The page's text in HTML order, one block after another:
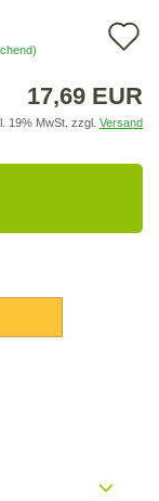
17,69 EUR
19% MwSt. zzgl. Versand